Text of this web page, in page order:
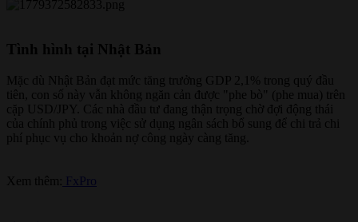
Tình hình tại Nhật Bản​
Mặc dù Nhật Bản đạt mức tăng trưởng GDP 2,1% trong quý đầu
tiên, con số này vẫn không ngăn cản được "phe bò" (phe mua) trên
cặp USD/JPY. Các nhà đầu tư đang thận trọng chờ đợi động thái
của chính phủ trong việc sử dụng ngân sách bổ sung để chi trả chi
phí phục vụ cho khoản nợ công ngày càng tăng.
Xem thêm: FxPro